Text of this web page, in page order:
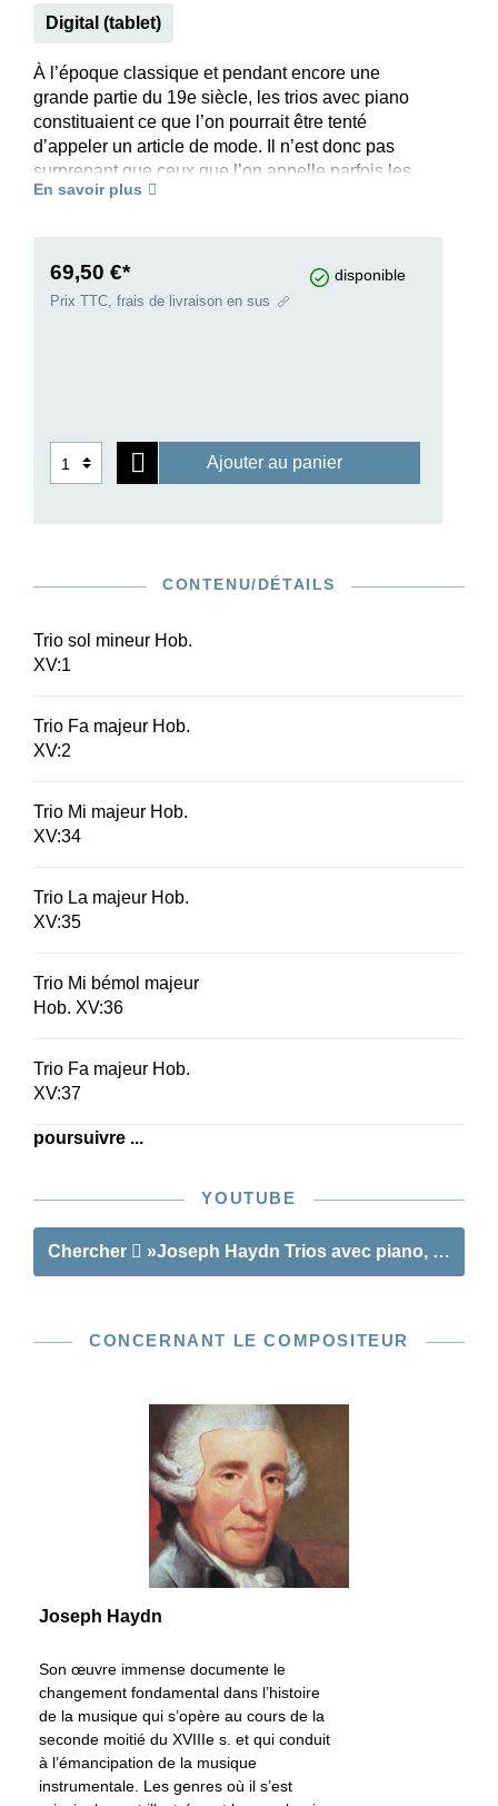
Digital (tablet)
À l’époque classique et pendant encore une
grande partie du 19e siècle, les trios avec piano
constituaient ce que l’on pourrait être tenté
d’appeler un article de mode. Il n’est donc pas
surprenant que ceux que l’on appelle parfois les
trois classiques viennois se soient consacrés à
Le volume I comprend les onze premiers trios
composés pour une part encore avant 1760 et
également être jouées uniquement au piano et
au violon et viennent ainsi apporter un
enrichissement précieux au répertoire de cette
En savoir plus
69,50 €* disponible
Prix TTC, frais de livraison en sus
Ajouter au panier
CONTENU/DÉTAILS
Trio sol mineur Hob.
XV:1
Trio Fa majeur Hob.
XV:2
Trio Mi majeur Hob.
XV:34
Trio La majeur Hob.
XV:35
Trio Mi bémol majeur
Hob. XV:36
Trio Fa majeur Hob.
XV:37
poursuivre ...
YOUTUBE
Chercher »Joseph Haydn Trios avec piano, volume
CONCERNANT LE COMPOSITEUR
Joseph Haydn
Son œuvre immense documente le
changement fondamental dans l’histoire
de la musique qui s’opère au cours de la
seconde moitié du XVIIIe s. et qui conduit
à l’émancipation de la musique
instrumentale. Les genres où il s’est